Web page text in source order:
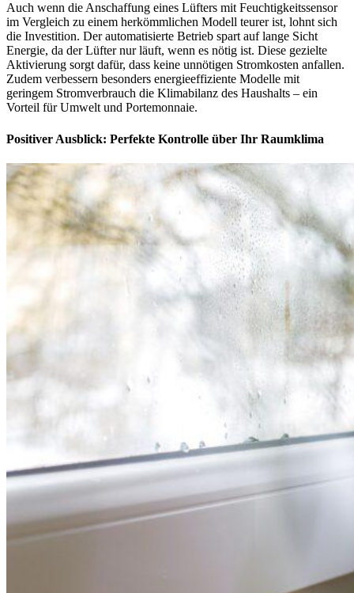
Auch wenn die Anschaffung eines Lüfters mit Feuchtigkeitssensor
im Vergleich zu einem herkömmlichen Modell teurer ist, lohnt sich
die Investition. Der automatisierte Betrieb spart auf lange Sicht
Energie, da der Lüfter nur läuft, wenn es nötig ist. Diese gezielte
Aktivierung sorgt dafür, dass keine unnötigen Stromkosten anfallen.
Zudem verbessern besonders energieeffiziente Modelle mit
geringem Stromverbrauch die Klimabilanz des Haushalts – ein
Vorteil für Umwelt und Portemonnaie.
Positiver Ausblick: Perfekte Kontrolle über Ihr Raumklima